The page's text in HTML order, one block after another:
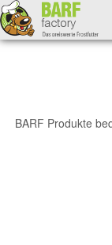
BARF Produkte